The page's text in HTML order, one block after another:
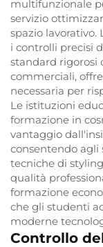
multifunzionale
servizio
spazio lavorativo.
i controlli precisi
standard rigorosi
commerciali,
necessaria per
Le istituzioni
formazione in
vantaggio
consentendo
tecniche di
qualità
formazione
che gli studenti
moderne
Controllo